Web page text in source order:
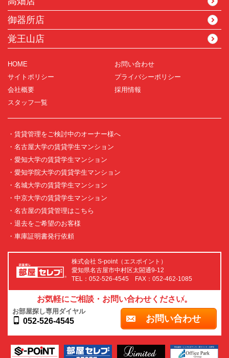
御器所店
覚王山店
HOME
お問い合わせ
サイトポリシー
プライバシーポリシー
会社概要
採用情報
スタッフ一覧
・賃貸管理をご検討中のオーナー様へ
・名古屋大学の賃貸学生マンション
・愛知大学の賃貸学生マンション
・愛知学院大学の賃貸学生マンション
・名城大学の賃貸学生マンション
・中京大学の賃貸学生マンション
・名古屋の賃貸管理はこちら
・退去をご希望のお客様
・車庫証明書発行依頼
株式会社 S-point（エスポイント）
愛知県名古屋市中村区太閤通9-12
TEL：052-526-4545 FAX：052-462-1085
お気軽にご相談・お問い合わせください。
お部屋探し専用ダイヤル
052-526-4545 お問い合わせ